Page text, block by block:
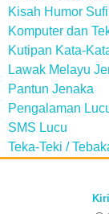
Kisah Humor Sufi
Komputer dan
Kutipan Kata-
Lawak Melayu
Pantun Jenaka
Pengalaman
SMS Lucu
Teka-Teki /